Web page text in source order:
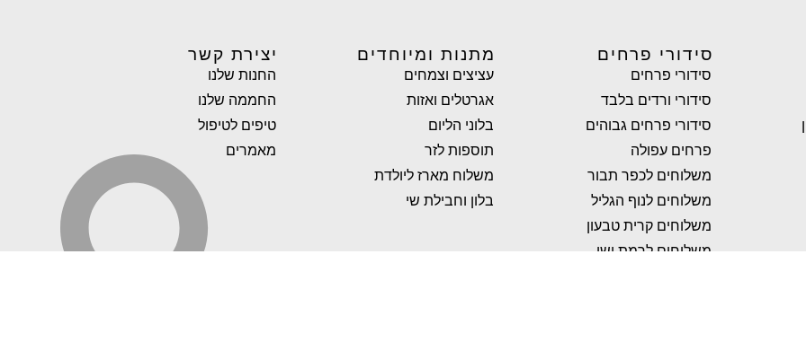
סידורי פרחים
סידורי פרחים
סידורי ורדים בלבד
סידורי פרחים גבוהים
פרחים עפולה
משלוחים לכפר תבור
משלוחים לנוף הגליל
משלוחים קרית טבעון
משלוחים לרמת ישי
מתנות ומיוחדים
עציצים וצמחים
אגרטלים ואזות
בלוני הליום
תוספות לזר
משלוח מארז ליולדת
בלון וחבילת שי
יצירת קשר
החנות שלנו
החממה שלנו
טיפים לטיפול
מאמרים